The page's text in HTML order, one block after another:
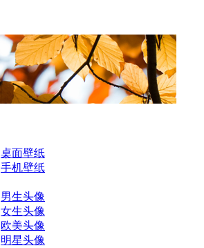
桌面壁纸
手机壁纸
男生头像
女生头像
欧美头像
明星头像